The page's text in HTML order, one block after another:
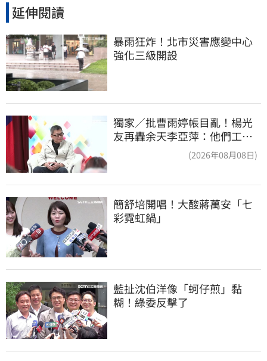
延伸閱讀
暴雨狂炸！北市災害應變中心
強化三級開設
獨家／批曹雨婷帳目亂！楊光
友再轟余天李亞萍：他們工會
(2026年08月08日)
簡舒培開唱！大酸蔣萬安「七
彩霓虹鍋」
藍扯沈伯洋像「蚵仔煎」黏
糊！綠委反擊了